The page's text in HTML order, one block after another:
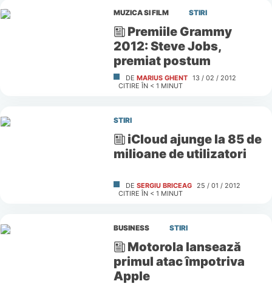
MUZICA SI FILM STIRI
Premiile Grammy
2012: Steve Jobs,
premiat postum
DE MARIUS GHENT 13 / 02 / 2012
CITIRE ÎN < 1 MINUT
STIRI
iCloud ajunge la 85 de
milioane de utilizatori
DE SERGIU BRICEAG
25 / 01 / 2012
CITIRE ÎN < 1 MINUT
BUSINESS STIRI
Motorola lansează
primul atac împotriva
Apple